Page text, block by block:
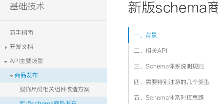
流量充值档位查询
基础技术
新手指南
开发文档
API主要场景
商品发布
服饰尺码相关组件改造方案
新版schema
一、背景
二、相关API
三、Schema体系说明规则
四、需要特别注意的几个类型
五、Schema体系对接思路